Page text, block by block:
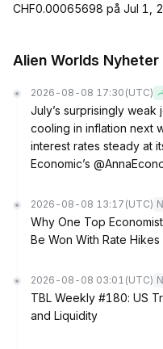
CHF0.00065698 på Jul 1,
Alien Worlds Nyheter
2026-08-08 17:30 (UTC)
July’s surprisingly
cooling in inflation next
interest rates steady at
Economic’s
2026-08-08 13:17 (UTC)
Why One Top
Be Won With Rate Hikes
2026-08-08 03:01 (UTC)
TBL Weekly #180: US
and Liquidity